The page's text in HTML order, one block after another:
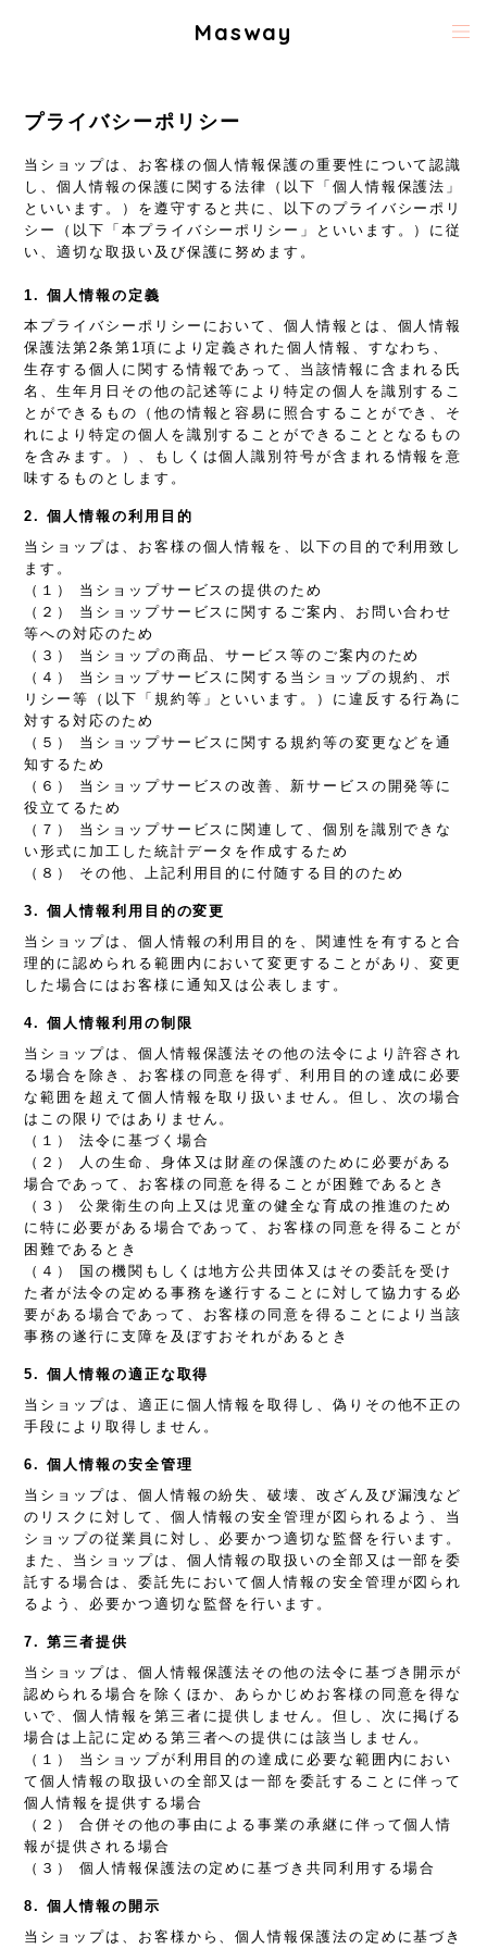
Masway
プライバシーポリシー
当ショップは、お客様の個人情報保護の重要性について認識
し、個人情報の保護に関する法律（以下「個人情報保護法」
といいます。）を遵守すると共に、以下のプライバシーポリ
シー（以下「本プライバシーポリシー」といいます。）に従
い、適切な取扱い及び保護に努めます。
1. 個人情報の定義
本プライバシーポリシーにおいて、個人情報とは、個人情報
保護法第2条第1項により定義された個人情報、すなわち、
生存する個人に関する情報であって、当該情報に含まれる氏
名、生年月日その他の記述等により特定の個人を識別するこ
とができるもの（他の情報と容易に照合することができ、そ
れにより特定の個人を識別することができることとなるもの
を含みます。）、もしくは個人識別符号が含まれる情報を意
味するものとします。
2. 個人情報の利用目的
当ショップは、お客様の個人情報を、以下の目的で利用致し
ます。
（１） 当ショップサービスの提供のため
（２） 当ショップサービスに関するご案内、お問い合わせ
等への対応のため
（３） 当ショップの商品、サービス等のご案内のため
（４） 当ショップサービスに関する当ショップの規約、ポ
リシー等（以下「規約等」といいます。）に違反する行為に
対する対応のため
（５） 当ショップサービスに関する規約等の変更などを通
知するため
（６） 当ショップサービスの改善、新サービスの開発等に
役立てるため
（７） 当ショップサービスに関連して、個別を識別できな
い形式に加工した統計データを作成するため
（８） その他、上記利用目的に付随する目的のため
3. 個人情報利用目的の変更
当ショップは、個人情報の利用目的を、関連性を有すると合
理的に認められる範囲内において変更することがあり、変更
した場合にはお客様に通知又は公表します。
4. 個人情報利用の制限
当ショップは、個人情報保護法その他の法令により許容され
る場合を除き、お客様の同意を得ず、利用目的の達成に必要
な範囲を超えて個人情報を取り扱いません。但し、次の場合
はこの限りではありません。
（１） 法令に基づく場合
（２） 人の生命、身体又は財産の保護のために必要がある
場合であって、お客様の同意を得ることが困難であるとき
（３） 公衆衛生の向上又は児童の健全な育成の推進のため
に特に必要がある場合であって、お客様の同意を得ることが
困難であるとき
（４） 国の機関もしくは地方公共団体又はその委託を受け
た者が法令の定める事務を遂行することに対して協力する必
要がある場合であって、お客様の同意を得ることにより当該
事務の遂行に支障を及ぼすおそれがあるとき
5. 個人情報の適正な取得
当ショップは、適正に個人情報を取得し、偽りその他不正の
手段により取得しません。
6. 個人情報の安全管理
当ショップは、個人情報の紛失、破壊、改ざん及び漏洩など
のリスクに対して、個人情報の安全管理が図られるよう、当
ショップの従業員に対し、必要かつ適切な監督を行います。
また、当ショップは、個人情報の取扱いの全部又は一部を委
託する場合は、委託先において個人情報の安全管理が図られ
るよう、必要かつ適切な監督を行います。
7. 第三者提供
当ショップは、個人情報保護法その他の法令に基づき開示が
認められる場合を除くほか、あらかじめお客様の同意を得な
いで、個人情報を第三者に提供しません。但し、次に掲げる
場合は上記に定める第三者への提供には該当しません。
（１） 当ショップが利用目的の達成に必要な範囲内におい
て個人情報の取扱いの全部又は一部を委託することに伴って
個人情報を提供する場合
（２） 合併その他の事由による事業の承継に伴って個人情
報が提供される場合
（３） 個人情報保護法の定めに基づき共同利用する場合
8. 個人情報の開示
当ショップは、お客様から、個人情報保護法の定めに基づき